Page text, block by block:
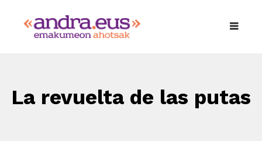
La revuelta de las putas